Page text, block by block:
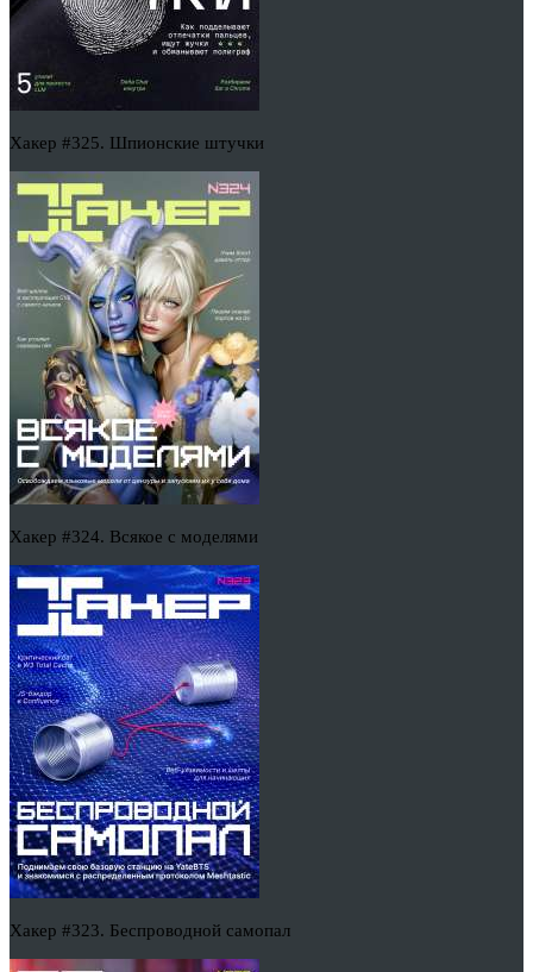
Хакер #325. Шпионские штучки
Хакер #324. Всякое с моделями
Хакер #323. Беспроводной самопал